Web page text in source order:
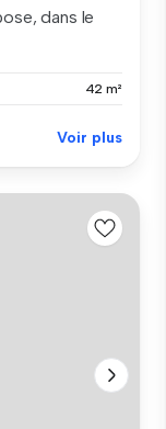
dans le
42 m²
Voir plus